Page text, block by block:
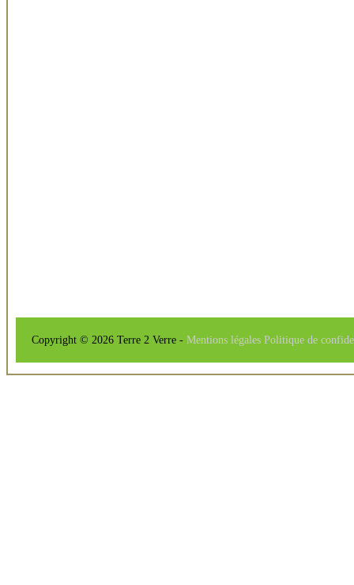
Copyright © 2026 Terre 2 Verre - Mentions légales Politique de